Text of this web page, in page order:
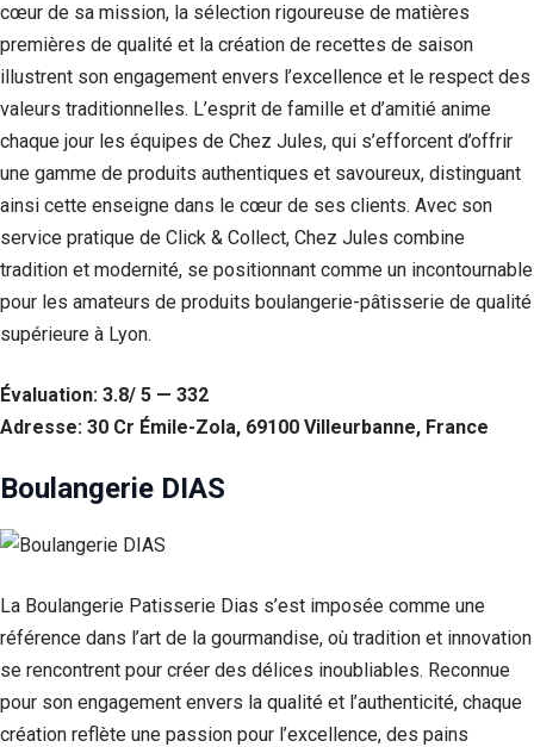
cœur de sa mission, la sélection rigoureuse de matières
premières de qualité et la création de recettes de saison
illustrent son engagement envers l’excellence et le respect des
valeurs traditionnelles. L’esprit de famille et d’amitié anime
chaque jour les équipes de Chez Jules, qui s’efforcent d’offrir
une gamme de produits authentiques et savoureux, distinguant
ainsi cette enseigne dans le cœur de ses clients. Avec son
service pratique de Click & Collect, Chez Jules combine
tradition et modernité, se positionnant comme un incontournable
pour les amateurs de produits boulangerie-pâtisserie de qualité
supérieure à Lyon.
Évaluation: 3.8/ 5 — 332
Adresse: 30 Cr Émile-Zola, 69100 Villeurbanne, France
Boulangerie DIAS
La Boulangerie Patisserie Dias s’est imposée comme une
référence dans l’art de la gourmandise, où tradition et innovation
se rencontrent pour créer des délices inoubliables. Reconnue
pour son engagement envers la qualité et l’authenticité, chaque
création reflète une passion pour l’excellence, des pains
Marketing
En partageant
votre intérêt et
votre
comportement
lorsque vous
visitez notre
site, vous
augmentez les
chances de
voir du
offres
personnalisés.